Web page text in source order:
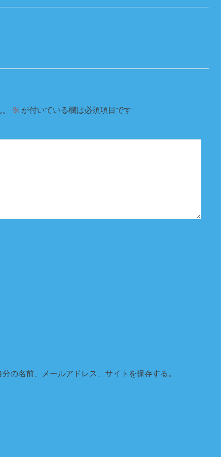
※ が付いている欄は必須項目です
の名前、メールアドレス、サイトを保存する。